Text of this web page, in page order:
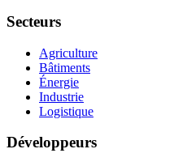
Secteurs
Agriculture
Bâtiments
Énergie
Industrie
Logistique
Développeurs